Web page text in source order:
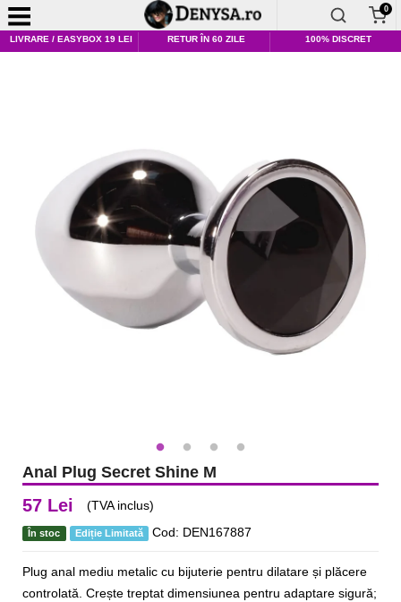
0
LIVRARE / EASYBOX 19 LEI RETUR ÎN 60 ZILE 100% DISCRET
Anal Plug Secret Shine M
57 Lei (TVA inclus)
În stoc Ediție Limitată Cod: DEN167887
Plug anal mediu metalic cu bijuterie pentru dilatare și plăcere
controlată. Crește treptat dimensiunea pentru adaptare sigură;